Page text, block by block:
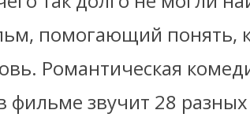
помогающий понять,
Романтическая
фильме звучит 28